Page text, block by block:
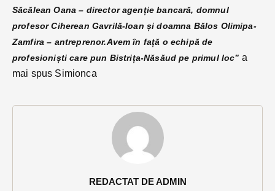
REDACTAT DE ADMIN
Săcălean Oana – director agenție bancară, domnul
profesor Ciherean Gavrilă-Ioan și doamna Bălos Olimipa-
Zamfira – antreprenor.Avem în față o echipă de
profesioniști care pun Bistrița-Năsăud pe primul loc” a
mai spus Simionca